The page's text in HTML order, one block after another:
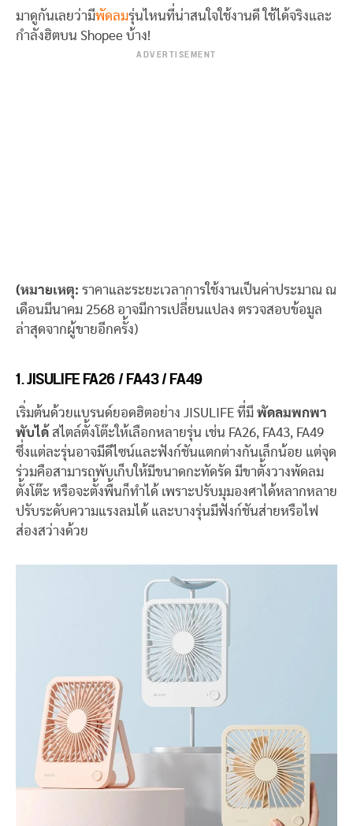
มาดูกันเลยว่ามีพัดลมรุ่นไหนที่น่าสนใจใช้งานดี ใช้ได้จริงและ
กำลังฮิตบน Shopee บ้าง!
ADVERTISEMENT
(หมายเหตุ: ราคาและระยะเวลาการใช้งานเป็นค่าประมาณ ณ
เดือนมีนาคม 2568 อาจมีการเปลี่ยนแปลง ตรวจสอบข้อมูล
ล่าสุดจากผู้ขายอีกครั้ง)
1. JISULIFE FA26 / FA43 / FA49
เริ่มต้นด้วยแบรนด์ยอดฮิตอย่าง JISULIFE ที่มี พัดลมพกพา
พับได้ สไตล์ตั้งโต๊ะให้เลือกหลายรุ่น เช่น FA26, FA43, FA49
ซึ่งแต่ละรุ่นอาจมีดีไซน์และฟังก์ชันแตกต่างกันเล็กน้อย แต่จุด
ร่วมคือสามารถพับเก็บให้มีขนาดกะทัดรัด มีขาตั้งวางพัดลม
ตั้งโต๊ะ หรือจะตั้งพื้นก็ทำได้ เพราะปรับมุมองศาได้หลากหลาย
ปรับระดับความแรงลมได้ และบางรุ่นมีฟังก์ชันส่ายหรือไฟ
ส่องสว่างด้วย